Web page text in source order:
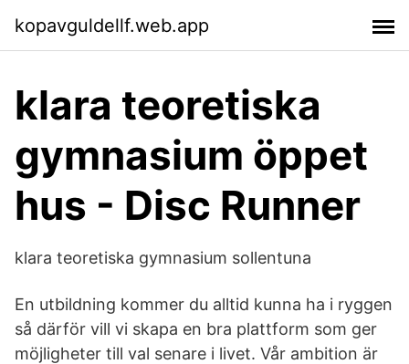
kopavguldellf.web.app
klara teoretiska
gymnasium öppet
hus - Disc Runner
klara teoretiska gymnasium sollentuna
En utbildning kommer du alltid kunna ha i ryggen
så därför vill vi skapa en bra plattform som ger
möjligheter till val senare i livet. Vår ambition är